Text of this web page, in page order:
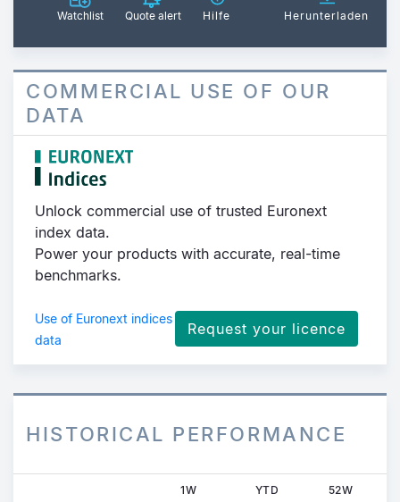
Watchlist Quote alert Hilfe Herunterladen
COMMERCIAL USE OF OUR
DATA
Unlock commercial use of trusted Euronext
index data.
Power your products with accurate, real-time
benchmarks.
Use of Euronext indices
data
Request your licence
HISTORICAL PERFORMANCE
1W YTD 52W